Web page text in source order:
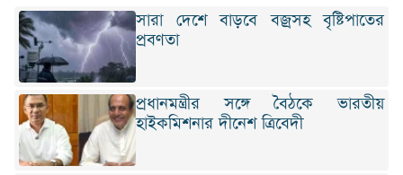
সারা দেশে বাড়বে বজ্রসহ বৃষ্টিপাতের
প্রবণতা
প্রধানমন্ত্রীর সঙ্গে বৈঠকে ভারতীয়
হাইকমিশনার দীনেশ ত্রিবেদী